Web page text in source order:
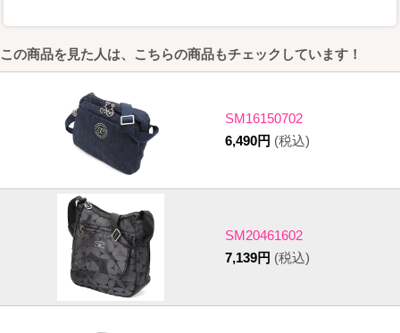
この商品を見た人は、こちらの商品もチェックしています！
SM16150702
6,490円 (税込)
SM20461602
7,139円 (税込)